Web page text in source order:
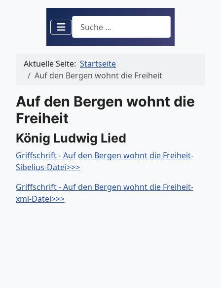
Suchen
Aktuelle Seite: Startseite
Auf den Bergen wohnt die Freiheit
Auf den Bergen wohnt die
Freiheit
König Ludwig Lied
Griffschrift - Auf den Bergen wohnt die Freiheit-
Sibelius-Datei>>>
Griffschrift - Auf den Bergen wohnt die Freiheit-
xml-Datei>>>